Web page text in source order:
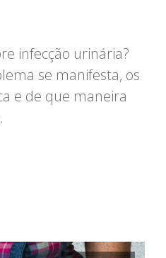
infecção urinária?
se manifesta, os
e de que maneira